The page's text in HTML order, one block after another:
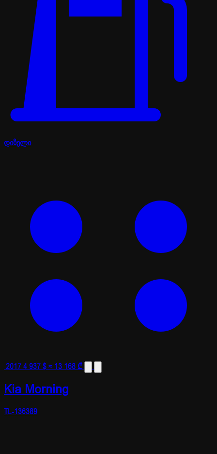
დიზელი
20174 937 $≈ 13 168 ₾
Kia Morning
TL-136389